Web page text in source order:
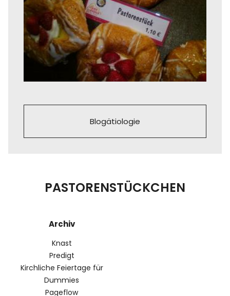
Blogätiologie
PASTORENSTÜCKCHEN
Archiv
Knast
Predigt
Kirchliche Feiertage für
Dummies
Pageflow